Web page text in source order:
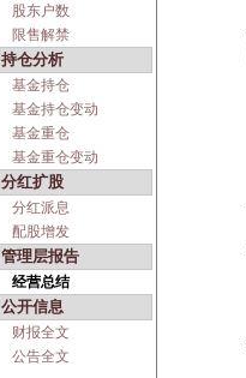
股东户数
限售解禁
持仓分析
基金持仓
基金持仓变动
基金重仓
基金重仓变动
分红扩股
分红派息
配股增发
管理层报告
经营总结
公开信息
财报全文
公告全文